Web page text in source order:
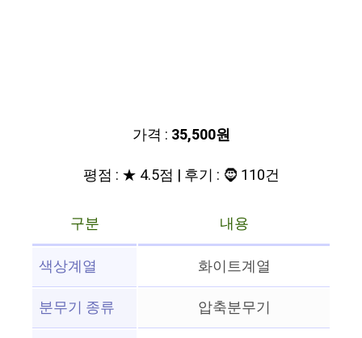
가격 : 35,500원
평점 : ★ 4.5점 | 후기 : 🧔 110건
구분
내용
색상계열
화이트계열
분무기 종류
압축분무기